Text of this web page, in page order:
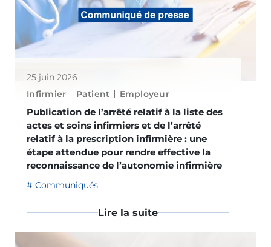
25 juin 2026
Infirmier
Patient Employeur
Publication de l’arrêté relatif à la liste des
actes et soins infirmiers et de l’arrêté
relatif à la prescription infirmière : une
étape attendue pour rendre effective la
reconnaissance de l’autonomie infirmière
Communiqués
Lire la suite